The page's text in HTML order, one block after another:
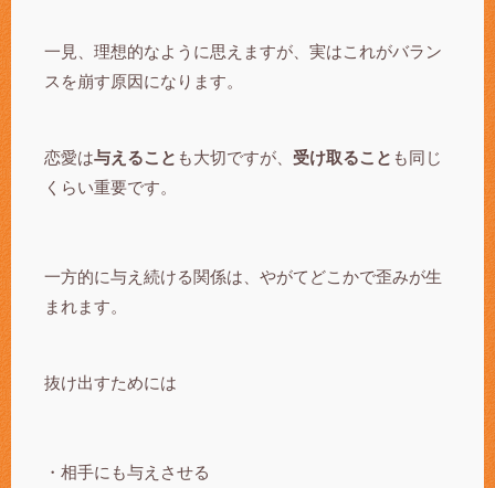
一見、理想的なように思えますが、実はこれがバラン
スを崩す原因になります。
恋愛は与えること も大切ですが、 受け取ること も同じ
くらい重要です。
一方的に与え続ける関係は、やがてどこかで歪みが生
まれます。
抜け出すためには
・相手にも与えさせる